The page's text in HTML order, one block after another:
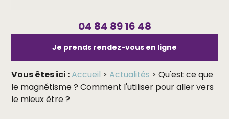
04 84 89 16 48
Je prends rendez-vous en ligne
Vous êtes ici :Accueil >Actualités > Qu'est ce que
le magnétisme ? Comment l'utiliser pour aller vers
le mieux être ?